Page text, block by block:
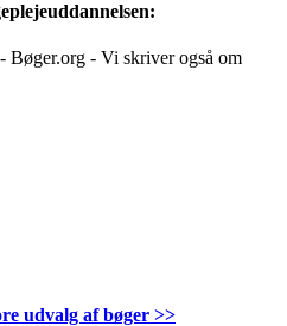
Bøger.org - Vi skriver også om
udvalg af bøger >>